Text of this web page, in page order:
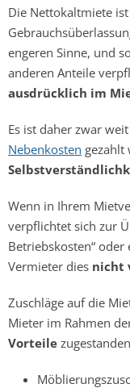
Die Nettokaltmiete
engeren Sinne, und
anderen Anteile
ausdrücklich im
Es ist daher zwar
Nebenkosten gezahlt
Wenn in Ihrem
verpflichtet sich zur
Betriebskosten“
Vermieter dies nicht
Zuschläge auf die
Mieter im Rahmen
Vorteile